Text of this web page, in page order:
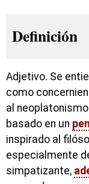
Definición
Adjetivo. Se
como
al
basado en un
inspirado al
especialmente
simpatizante,